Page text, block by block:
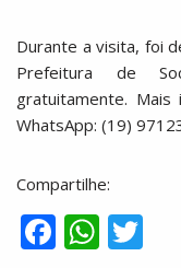
Durante a visita, foi
Prefeitura de
gratuitamente.
WhatsApp: (19)
Compartilhe:
F W